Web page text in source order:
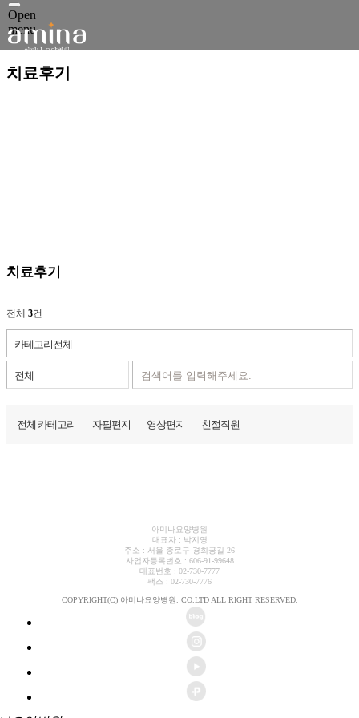
Open
menu
치료후기
치료후기
전체 3건
전체 카테고리 자필편지 영상편지 친절직원
아미나요양병원
대표자 : 박지영
주소 : 서울 종로구 경희궁길 26
사업자등록번호 : 606-91-99648
대표번호 : 02-730-7777
팩스 : 02-730-7776
COPYRIGHT(C) 아미나요양병원. CO.LTD ALL RIGHT RESERVED.